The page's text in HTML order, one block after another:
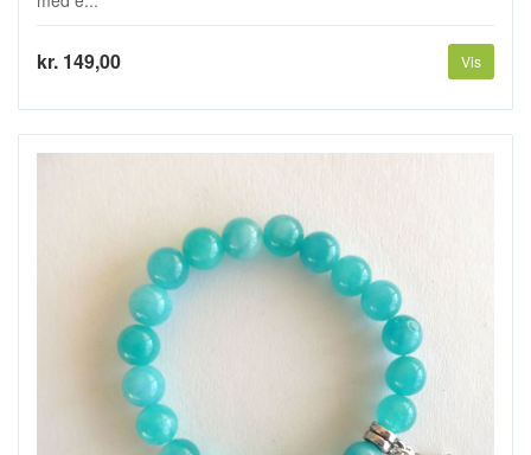
kr. 149,00 Vis